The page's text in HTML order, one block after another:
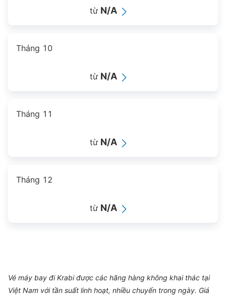
từ N/A
Tháng 10
từ N/A
Tháng 11
từ N/A
Tháng 12
từ N/A
Vé máy bay đi Krabi được các hãng hàng không khai thác tại
Việt Nam với tần suất linh hoạt, nhiều chuyến trong ngày. Giá